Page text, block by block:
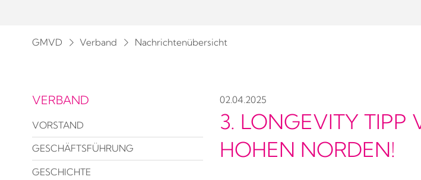
GMVD Verband Nachrichtenübersicht
02.04.2025
3. LONGEVITY TIPP
HOHEN NORDEN!
VERBAND
VORSTAND
GESCHÄFTSFÜHRUNG
GESCHICHTE